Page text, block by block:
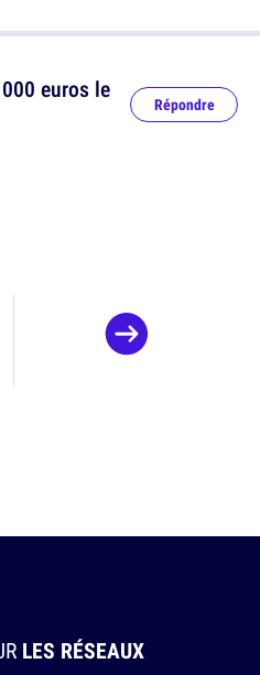
euros le
Répondre
LES RÉSEAUX